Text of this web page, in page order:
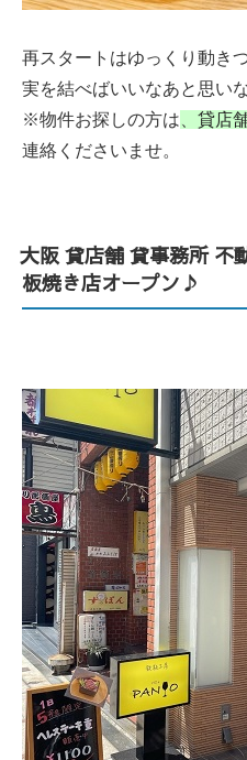
再スタートはゆっくり動き
実を結べばいいなあと思い
※物件お探しの方は
貸店
連絡くださいませ。
大阪 貸店舗 貸事務所 不
板焼き店オープン♪